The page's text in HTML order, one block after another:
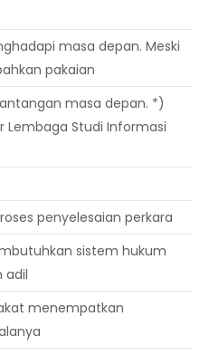
masa depan. Meski
pakaian
masa depan. *)
Lembaga Studi Informasi
penyelesaian perkara
sistem hukum
adil
menempatkan